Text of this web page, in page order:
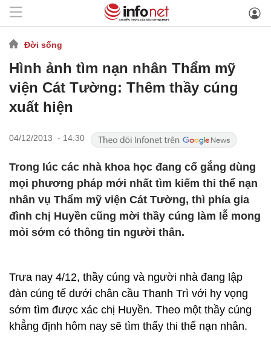
Đời sống
Hình ảnh tìm nạn nhân Thẩm mỹ
viện Cát Tường: Thêm thầy cúng
xuất hiện
04/12/2013 - 14:30
Trong lúc các nhà khoa học đang cố gắng dùng
mọi phương pháp mới nhất tìm kiếm thi thể nạn
nhân vụ Thẩm mỹ viện Cát Tường, thì phía gia
đình chị Huyền cũng mời thầy cúng làm lễ mong
mỏi sớm có thông tin người thân.
Trưa nay 4/12, thầy cúng và người nhà đang lập
đàn cúng tế dưới chân cầu Thanh Trì với hy vọng
sớm tìm được xác chị Huyền. Theo một thầy cúng
khẳng định hôm nay sẽ tìm thấy thi thể nạn nhân.